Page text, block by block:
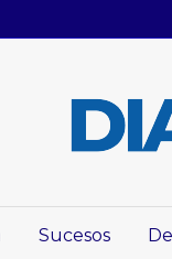
Sucesos